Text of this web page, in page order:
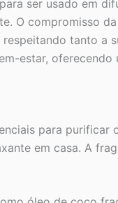
ser usado em
O compromisso
tanto a
estar,
para
em casa. A